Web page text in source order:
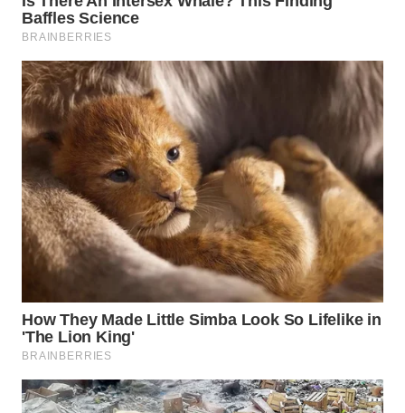
SUMEDANG
CIANJUR
WN
KEPULAUAN
SERIBU
WN
TANGERANG
WN
WN
CIREBON
WN